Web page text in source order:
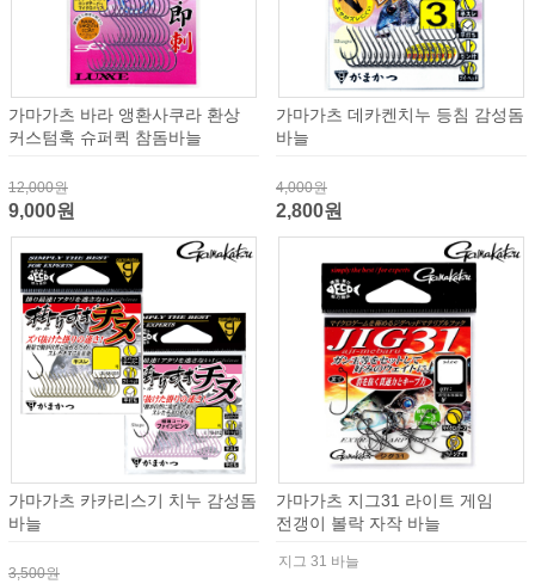
가마가츠 바라 앵환사쿠라 환상
커스텀훅 슈퍼퀵 참돔바늘
12,000원
9,000원
가마가츠 데카켄치누 등침 감성돔
바늘
4,000원
2,800원
가마가츠 카카리스기 치누 감성돔
바늘
3,500원
가마가츠 지그31 라이트 게임
전갱이 볼락 자작 바늘
지그 31 바늘